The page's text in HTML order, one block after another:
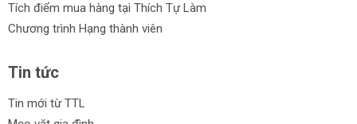
Tích điểm mua hàng tại Thích Tự Làm
Chương trình Hạng thành viên
Tin tức
Tin mới từ TTL